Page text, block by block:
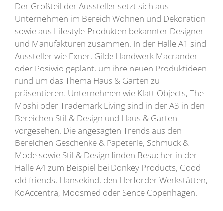
Der Großteil der Aussteller setzt sich aus
Unternehmen im Bereich Wohnen und Dekoration
sowie aus Lifestyle-Produkten bekannter Designer
und Manufakturen zusammen. In der Halle A1 sind
Aussteller wie Exner, Gilde Handwerk Macrander
oder Posiwio geplant, um ihre neuen Produktideen
rund um das Thema Haus & Garten zu
präsentieren. Unternehmen wie Klatt Objects, The
Moshi oder Trademark Living sind in der A3 in den
Bereichen Stil & Design und Haus & Garten
vorgesehen. Die angesagten Trends aus den
Bereichen Geschenke & Papeterie, Schmuck &
Mode sowie Stil & Design finden Besucher in der
Halle A4 zum Beispiel bei Donkey Products, Good
old friends, Hansekind, den Herforder Werkstätten,
KoAccentra, Moosmed oder Sence Copenhagen.